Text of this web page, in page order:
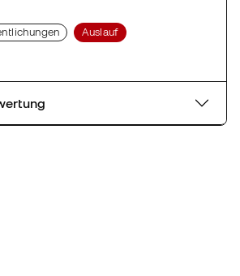
Auslauf